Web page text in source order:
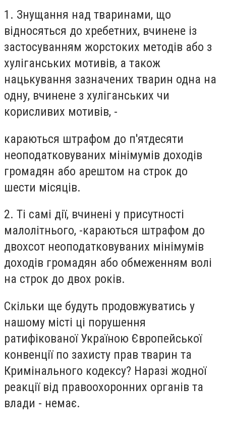
1. Знущання над тваринами, що
відносяться до хребетних, вчинене із
застосуванням жорстоких методів або з
хуліганських мотивів, а також
нацькування зазначених тварин одна на
одну, вчинене з хуліганських чи
корисливих мотивів, -
караються штрафом до п'ятдесяти
неоподатковуваних мінімумів доходів
громадян або арештом на строк до
шести місяців.
2. Ті самі дії, вчинені у присутності
малолітнього, -караються штрафом до
двохсот неоподатковуваних мінімумів
доходів громадян або обмеженням волі
на строк до двох років.
Скільки ще будуть продовжуватись у
нашому місті ці порушення
ратифікованої Україною Європейської
конвенції по захисту прав тварин та
Кримінального кодексу? Наразі жодної
реакції від правоохоронних органів та
влади - немає.